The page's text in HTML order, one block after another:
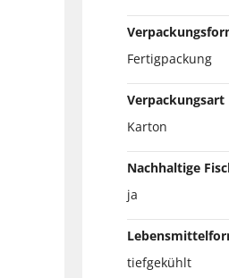
Fertigpackung
Verpackungsart
Karton
Nachhaltige
ja
tiefgekühlt